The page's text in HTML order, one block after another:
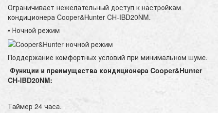
Ограничивает нежелательный доступ к настройкам
кондиционера Cooper&Hunter CH-IBD20NM.
• Ночной режим
Поддержание комфортных условий при минимальном шуме.
Функции и преимущества кондиционера Cooper&Hunter
CH-IBD20NM:
Таймер 24 часа.